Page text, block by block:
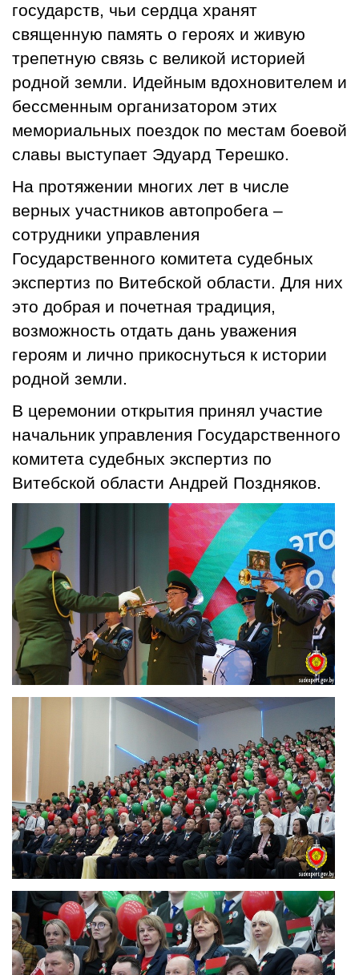
государств, чьи сердца хранят
священную память о героях и живую
трепетную связь с великой историей
родной земли. Идейным вдохновителем и
бессменным организатором этих
мемориальных поездок по местам боевой
славы выступает Эдуард Терешко.
На протяжении многих лет в числе
верных участников автопробега –
сотрудники управления
Государственного комитета судебных
экспертиз по Витебской области. Для них
это добрая и почетная традиция,
возможность отдать дань уважения
героям и лично прикоснуться к истории
родной земли.
В церемонии открытия принял участие
начальник управления Государственного
комитета судебных экспертиз по
Витебской области Андрей Поздняков.